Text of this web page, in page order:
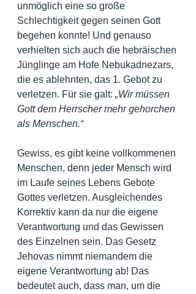
unmöglich eine so große
Schlechtigkeit gegen seinen Gott
begehen konnte! Und genauso
verhielten sich auch die hebräischen
Jünglinge am Hofe Nebukadnezars,
die es ablehnten, das 1. Gebot zu
verletzen. Für sie galt: „Wir müssen
Gott dem Herrscher mehr gehorchen
als Menschen.“
Gewiss, es gibt keine vollkommenen
Menschen, denn jeder Mensch wird
im Laufe seines Lebens Gebote
Gottes verletzen. Ausgleichendes
Korrektiv kann da nur die eigene
Verantwortung und das Gewissen
des Einzelnen sein. Das Gesetz
Jehovas nimmt niemandem die
eigene Verantwortung ab! Das
bedeutet auch, dass man, um die